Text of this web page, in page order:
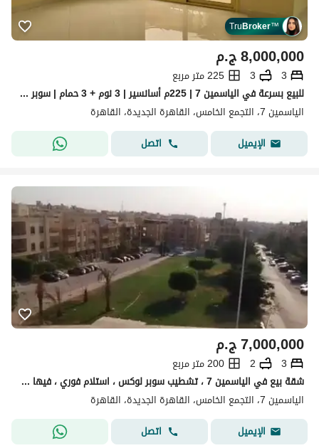
TruBroker™
ج.م8,000,000
3
3
225 متر مربع
للبيع بسرعة في الياسمين 7 | 225م أسانسير | 3 نوم + 3 حمام | سوبر لوكس | 8 مليون
الياسمين 7، التجمع الخامس، القاهرة الجديدة، القاهرة
الإيميل
اتصل
ج.م7,000,000
3
2
200 متر مربع
شقة بيع في الياسمين 7 ، تشطيب سوبر لوكس ، استلام فوري ، فيها عداد كهربا وغاز ومياه ، 200 متر
الياسمين 7، التجمع الخامس، القاهرة الجديدة، القاهرة
الإيميل
اتصل